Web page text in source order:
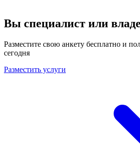
Вы специалист или
Разместите свою анкету бесплатно и
сегодня
Разместить услуги